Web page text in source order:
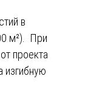
в
м²). При
проекта
изгибную